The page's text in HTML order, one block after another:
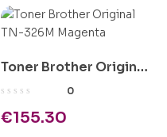
Toner Brother Original
TN-326M Magenta
0
€155.30